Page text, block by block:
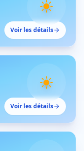
Voir les détails
Voir les détails